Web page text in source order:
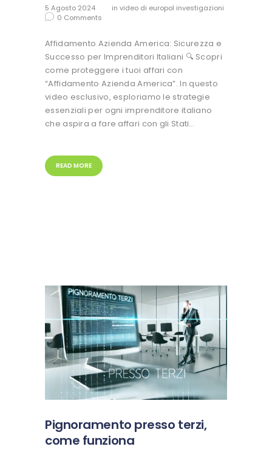
5 Agosto 2024 invideo di europol investigazioni
0 Comments
Affidamento Azienda America: Sicurezza e
Successo per Imprenditori Italiani 🔍 Scopri
come proteggere i tuoi affari con
“Affidamento Azienda America”. In questo
video esclusivo, esploriamo le strategie
essenziali per ogni imprenditore italiano
che aspira a fare affari con gli Stati…
READ MORE
Pignoramento presso terzi,
come funziona